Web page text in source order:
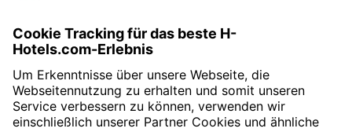
historischen Stadtkerns
auf die „angenehme Ruhe“ in der Unterkunft.
» Zur Buchung